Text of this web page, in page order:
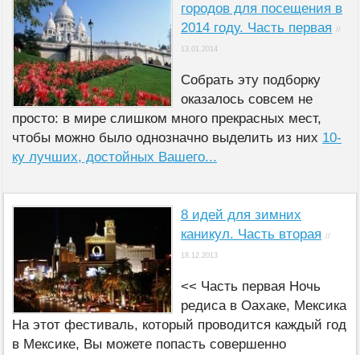
городов для посещения в
2014 году. Часть первая //
13.01.2014
Собрать эту подборку
оказалось совсем не
просто: в мире слишком много прекрасных мест,
чтобы можно было однозначно выделить из них 10-
ку лучших, достойных Вашего...
8 идей для зимних
каникул. Часть вторая //
18.12.2013
<< Часть первая Ночь
редиса в Оахаке, Мексика
На этот фестиваль, который проводится каждый год
в Мексике, Вы можете попасть совершенно